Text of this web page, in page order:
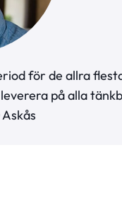
för de allra
på alla